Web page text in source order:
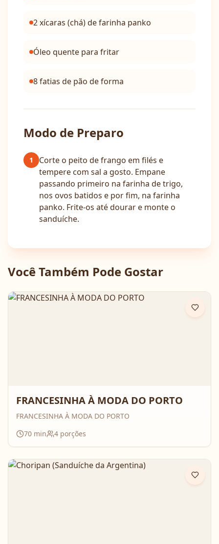
2 xícaras (chá) de farinha panko
Óleo quente para fritar
8 fatias de pão de forma
Modo de Preparo
1
Corte o peito de frango em filés e
tempere com sal a gosto. Empane
passando primeiro na farinha de trigo,
nos ovos batidos e por fim, na farinha
panko. Frite-os até dourar e monte o
sanduíche.
Você Também Pode Gostar
FRANCESINHA À MODA DO PORTO
FRANCESINHA À MODA DO PORTO
70 min 4 porções